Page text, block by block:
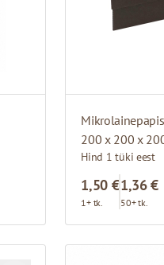
200 x 200 x
Hind 1 tüki eest
1,50 €
1+ tk.
1,36 €
50+ tk.